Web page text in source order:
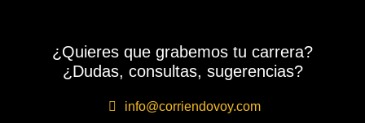
¿Quieres que grabemos tu carrera?
¿Dudas, consultas, sugerencias?
info@corriendovoy.com